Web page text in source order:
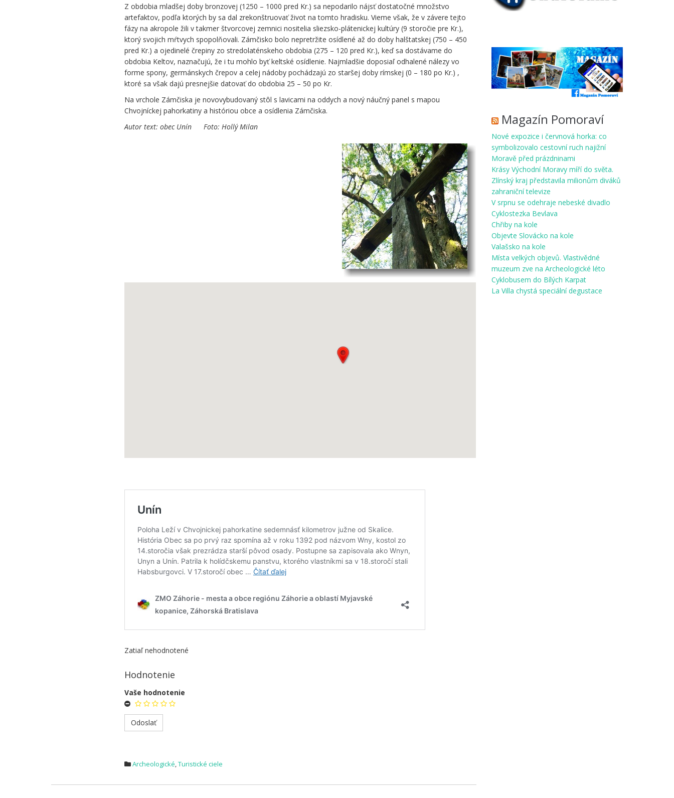
Z obdobia mladšej doby bronzovej (1250 – 1000 pred Kr.) sa nepodarilo nájsť dostatočné množstvo
artefaktov, podľa ktorých by sa dal zrekonštruovať život na tomto hradisku. Vieme však, že v závere tejto
fázy na akropole žili v takmer štvorcovej zemnici nositelia sliezsko-plátenickej kultúry (9 storočie pre Kr.),
ktorý svojich mŕtvych spopolňovali. Zámčisko bolo nepretržite osídlené až do doby halštatskej (750 – 450
pred Kr.) a ojedinelé črepiny zo stredolaténskeho obdobia (275 – 120 pred Kr.), keď sa dostávame do
obdobia Keltov, naznačujú, že i tu mohlo byť keltské osídlenie. Najmladšie doposiaľ odhalené nálezy vo
forme spony, germánskych črepov a celej nádoby pochádzajú zo staršej doby rímskej (0 – 180 po Kr.) ,
ktoré sa však dajú presnejšie datovať do obdobia 25 – 50 po Kr.
Na vrchole Zámčiska je novovybudovaný stôl s lavicami na oddych a nový náučný panel s mapou
Chvojníckej pahorkatiny a históriou obce a osídlenia Zámčiska.
Autor text: obec Unín Foto: Hollý Milan
Zatiaľ nehodnotené
Hodnotenie
Vaše hodnotenie
Archeologické,Turistické ciele
Magazín Pomoraví
Nové expozice i červnová horka: co
symbolizovalo cestovní ruch najižní
Moravě před prázdninami
Krásy Východní Moravy míří do světa.
Zlínský kraj představila milionům diváků
zahraniční televize
V srpnu se odehraje nebeské divadlo
Cyklostezka Bevlava
Chřiby na kole
Objevte Slovácko na kole
Valašsko na kole
Místa velkých objevů. Vlastivědné
muzeum zve na Archeologické léto
Cyklobusem do Bílých Karpat
La Villa chystá speciální degustace